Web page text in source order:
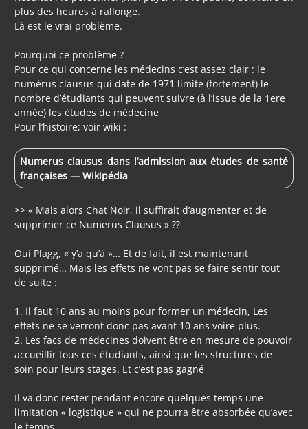
plus des heures à rallonge.
Là est le vrai problème.
Pourquoi ce problème ?
Pour ce qui concerne les médecins c’est assez clair : le
numérus clausus qui date de 1971 limite (fortement) le
nombre d’étudiants qui peuvent suivre (à l’issue de la 1ere
année) les études de médecine
Pour l’histoire; voir wiki :
Numerus clausus dans l’admission aux études de santé
françaises — Wikipédia
>> « Mais alors Chat Noir, il suffirait d’augmenter et de
supprimer ce Numerus Clausus » ??
Oui Plagg, « y’a qu’à »… Et de fait, il est maintenant
supprimé… Mais les effets ne vont pas se faire sentir tout
de suite :
1. Il faut 10 ans au moins pour former un médecin, Les
effets ne se verront donc pas avant 10 ans voire plus.
2. Les facs de médecines doivent être en mesure de pouvoir
accueillir tous ces étudiants, ainsi que les structures de
soin pour leurs stages. Et c’est pas gagné
Il va donc rester pendant encore quelques temps une
limitation « logistique » qui ne pourra être absorbée qu’avec